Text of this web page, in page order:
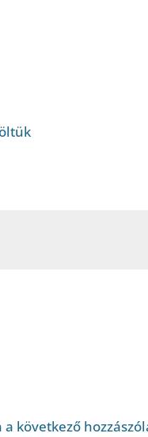
következő